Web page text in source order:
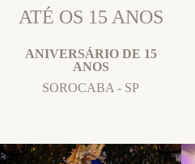
ATÉ OS 15 ANOS
ANIVERSÁRIO DE 15
ANOS
SOROCABA - SP